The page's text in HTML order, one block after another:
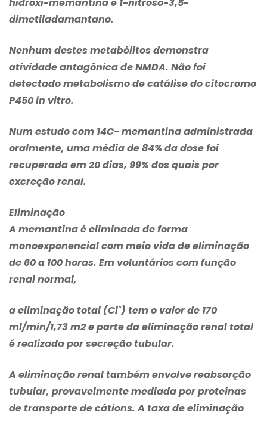
dimetiladamantano.
Nenhum destes metabólitos demonstra
atividade antagônica de NMDA. Não foi
detectado metabolismo de catálise do citocromo
P450in vitro.
Num estudo com 14C- memantina administrada
oralmente, uma média de 84% da dose foi
recuperada em 20 dias, 99% dos quais por
excreção renal.
Eliminação
A memantina é eliminada de forma
monoexponencial com meio vida de eliminação
de 60 a 100 horas. Em voluntários com função
renal normal,
a eliminação total (Cl`) tem o valor de 170
ml/min/1,73 m2 e parte da eliminação renal total
é realizada por secreção tubular.
A eliminação renal também envolve reabsorção
tubular, provavelmente mediada por proteínas
de transporte de cátions. A taxa de eliminação